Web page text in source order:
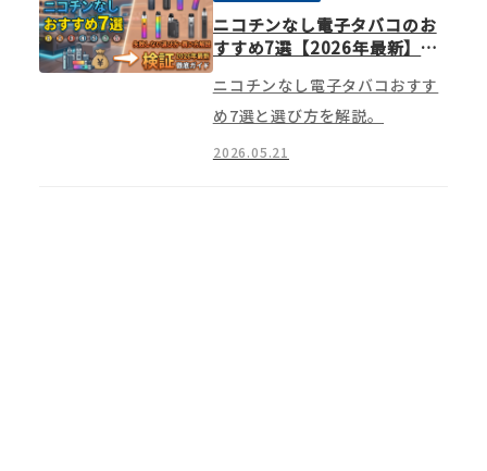
ニコチンなし電子タバコのお
すすめ7選【2026年最新】選
び方と失敗しない買い方まで
解説
ニコチンなし電子タバコおすす
め7選と選び方を解説。
2026.05.21